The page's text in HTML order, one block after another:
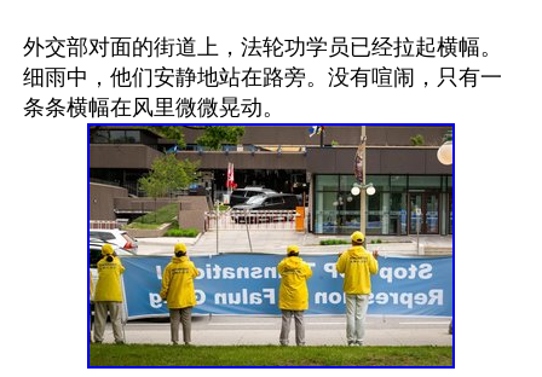
外交部对面的街道上，法轮功学员已经拉起横幅。
细雨中，他们安静地站在路旁。没有喧闹，只有一